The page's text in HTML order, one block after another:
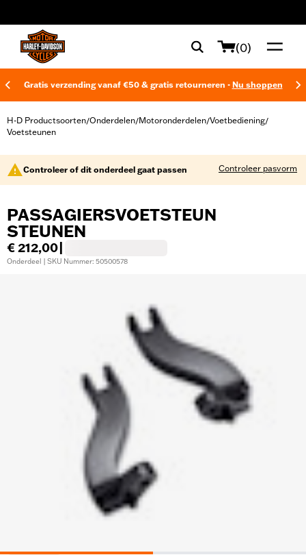
(0)
Gratis verzending vanaf €50 & gratis retourneren - Nu shoppen
H-D Productsoorten/Onderdelen/Motoronderdelen/Voetbediening/
Voetsteunen
Controleer of dit onderdeel gaat passen Controleer pasvorm
PASSAGIERSVOETSTEUN
STEUNEN
€ 212,00
Onderdeel | SKU Nummer: 50500578